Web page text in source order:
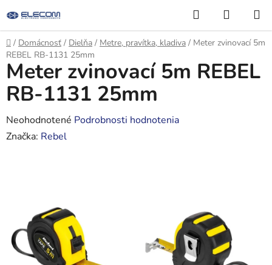
na
obsah
Hľadať
KOŠÍK
Domov
/ Domácnosť / Dielňa / Metre, pravítka, kladiva / Meter zvinovací 5m
REBEL RB-1131 25mm
Meter zvinovací 5m REBEL
RB-1131 25mm
Priemerné
hodnotenie
hviezdičiek.
Neohodnotené Podrobnosti hodnotenia
Značka: Rebel